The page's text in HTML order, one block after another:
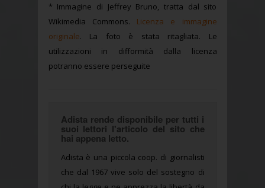
* Immagine di Jeffrey Bruno, tratta dal sito
Wikimedia Commons. Licenza e immagine
originale. La foto è stata ritagliata. Le
utilizzazioni in difformità dalla licenza
potranno essere perseguite
Adista rende disponibile per tutti i
suoi lettori l'articolo del sito che
hai appena letto.
Adista è una piccola coop. di giornalisti
che dal 1967 vive solo del sostegno di